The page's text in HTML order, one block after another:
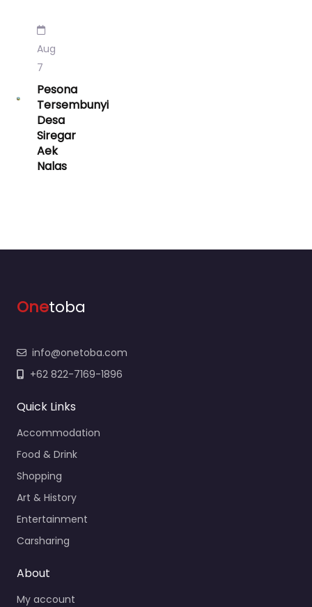
Aug
7
Pesona
Tersembunyi
Desa
Siregar
Aek
Nalas
Onetoba
info@onetoba.com
+62 822-7169-1896
Quick Links
Accommodation
Food & Drink
Shopping
Art & History
Entertainment
Carsharing
About
My account